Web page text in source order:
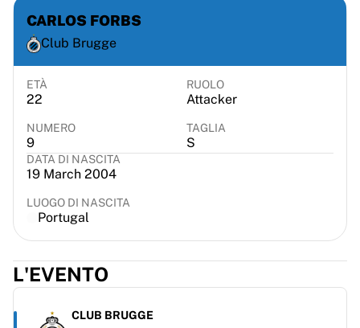
Chicago Bulls
Portland Trail Blazers
LA Clippers
Visualizza tutta la NBA
Le migliori squadre europee
Beşiktaş Gain
Fenerbahçe Basketbol
Slovenia
Virtus Bologna
Guerri Napoli
Altri sport
Ciclismo
Team Visma | Lease a bike
Soudal Quick Step
Netcompany INEOS
Team Jayco AlUla
CARLOS FORBS
Club Brugge
ETÀ
22
RUOLO
Attacker
NUMERO
9
TAGLIA
S
DATA DI NASCITA
19 March 2004
LUOGO DI NASCITA
Portugal
L'EVENTO
CLUB BRUGGE